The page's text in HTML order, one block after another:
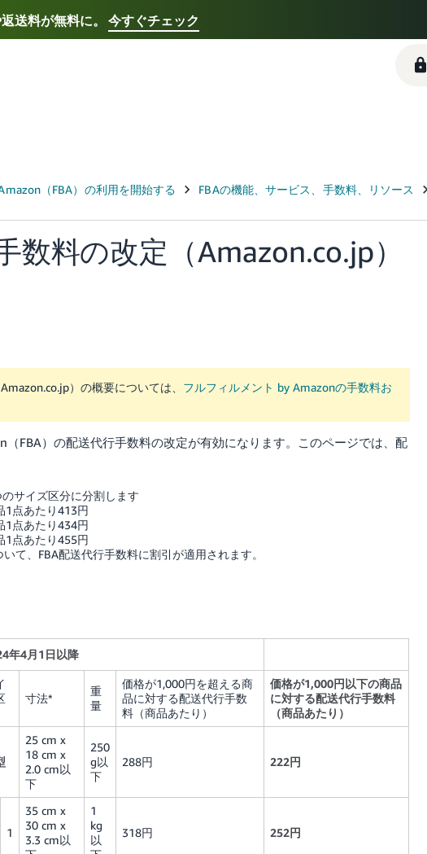
送料が無料に。 今すぐチェック
Select your preferred language
日本語 - JP
数料の改定（Amazon.co.jp）
）の概要については、 フルフィルメント by Amazonの手数料お
FBA）の配送代行手数料の改定が有効になります。このページでは、配
サイズ区分に分割します
1点あたり413円
1点あたり434円
1点あたり455円
て、FBA配送代行手数料に割引が適用されます。
年4月1日以降
寸法*
重
量
価格が1,000円を超える商
品に対する配送代行手数
料（商品あたり）
価格が1,000円以下の商品
に対する配送代行手数料
（商品あたり）
25 cm x
18 cm x
2.0 cm以
下
250
g以
下
288円 222円
1
35 cm x
30 cm x
3.3 cm以
1
kg
以
318円 252円